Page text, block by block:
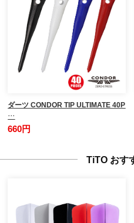
ダーツ CONDOR TIP ULTIMATE 40P
…
660円
TiTO おす